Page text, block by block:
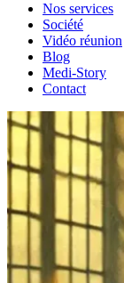
Nos services
Société
Vidéo réunion
Blog
Medi-Story
Contact